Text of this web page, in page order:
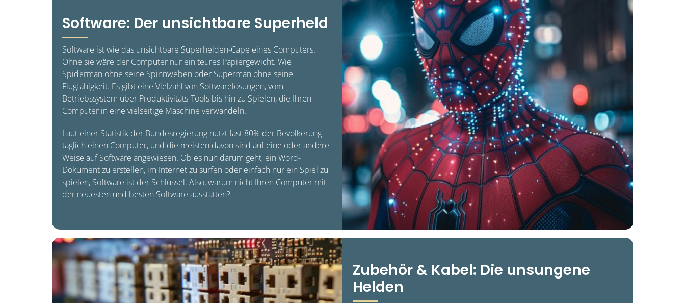
Software: Der unsichtbare Superheld
Software ist wie das unsichtbare Superhelden-Cape eines Computers.
Ohne sie wäre der Computer nur ein teures Papiergewicht. Wie
Spiderman ohne seine Spinnweben oder Superman ohne seine
Flugfähigkeit. Es gibt eine Vielzahl von Softwarelösungen, vom
Betriebssystem über Produktivitäts-Tools bis hin zu Spielen, die Ihren
Computer in eine vielseitige Maschine verwandeln.
Laut einer Statistik der Bundesregierung nutzt fast 80% der Bevölkerung
täglich einen Computer, und die meisten davon sind auf eine oder andere
Weise auf Software angewiesen. Ob es nun darum geht, ein Word-
Dokument zu erstellen, im Internet zu surfen oder einfach nur ein Spiel zu
spielen, Software ist der Schlüssel. Also, warum nicht Ihren Computer mit
der neuesten und besten Software ausstatten?
Zubehör & Kabel: Die unsungene
Helden